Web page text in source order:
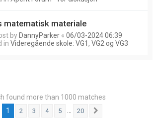
matematisk materiale
by DannyParker « 06/03-2024 06:39
in Videregående skole: VG1, VG2 og VG3
found more than 1000 matches
Page of 20
1 2 3 4 5 20